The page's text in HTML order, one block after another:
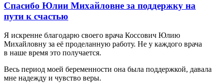
Спасибо Юлии Михайловне за поддержку на
пути к счастью
Я искренне благодарю своего врача Коссович Юлию
Михайловну за её проделанную работу. Не у каждого врача
в наше время это получается.
Весь период моей беременности она была поддержкой, давала
мне надежду и чувство веры.